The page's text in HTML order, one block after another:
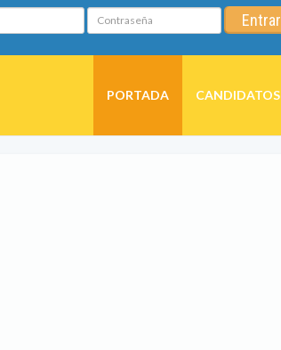
Contraseña Entrar
PORTADA CANDIDATOS